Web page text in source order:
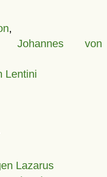
,
Johannes von
Lentini
Lazarus